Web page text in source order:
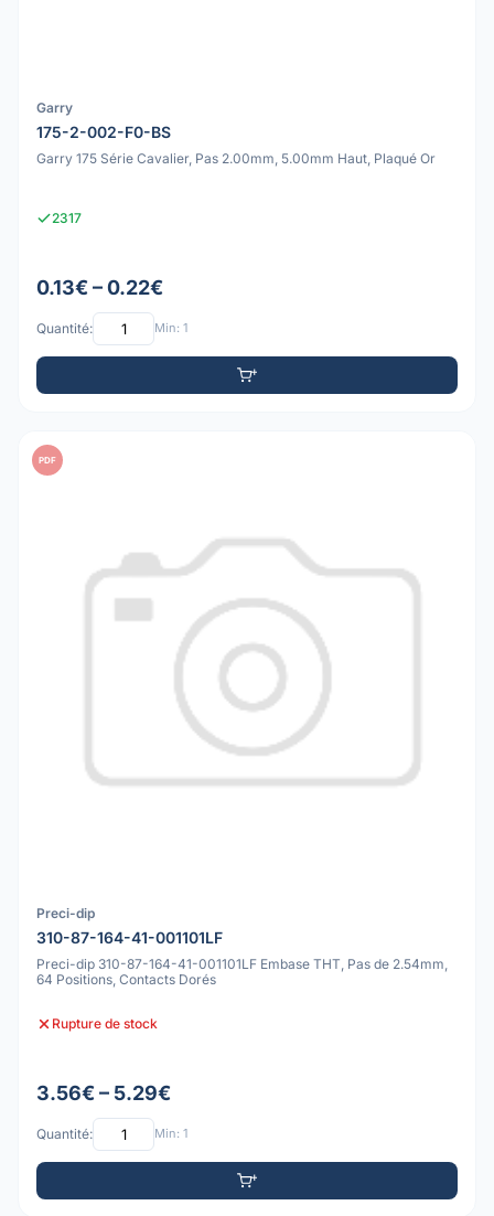
Garry
175-2-002-F0-BS
Garry 175 Série Cavalier, Pas 2.00mm, 5.00mm Haut, Plaqué Or
2317
0.13€ – 0.22€
Quantité: Min: 1
PDF
Preci-dip
310-87-164-41-001101LF
Preci-dip 310-87-164-41-001101LF Embase THT, Pas de 2.54mm,
64 Positions, Contacts Dorés
Rupture de stock
3.56€ – 5.29€
Quantité: Min: 1